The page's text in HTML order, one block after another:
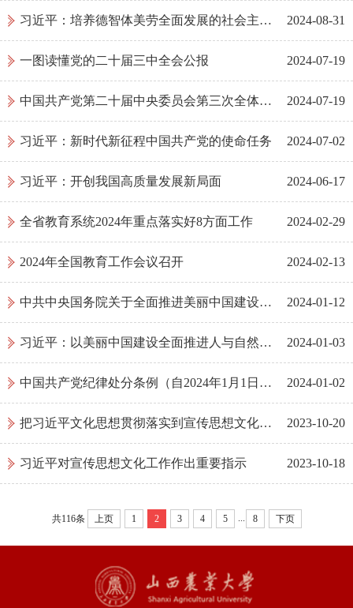
2024-08-31
习近平：培养德智体美劳全面发展的社会主义建设者和接班人
2024-07-19
一图读懂党的二十届三中全会公报
2024-07-19
中国共产党第二十届中央委员会第三次全体会议公报
2024-07-02
习近平：新时代新征程中国共产党的使命任务
2024-06-17
习近平：开创我国高质量发展新局面
2024-02-29
全省教育系统2024年重点落实好8方面工作
2024-02-13
2024年全国教育工作会议召开
2024-01-12
中共中央国务院关于全面推进美丽中国建设的意见
2024-01-03
习近平：以美丽中国建设全面推进人与自然和谐共生的现代化
2024-01-02
中国共产党纪律处分条例（自2024年1月1日起施行）
2023-10-20
把习近平文化思想贯彻落实到宣传思想文化工作各方面和全过程
2023-10-18
习近平对宣传思想文化工作作出重要指示
共116条 上页 1 2 3 4 5 8 下页